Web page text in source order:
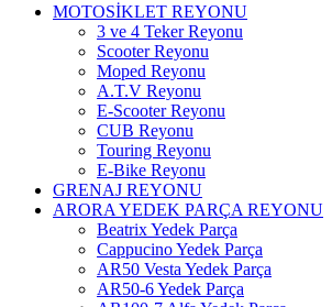
MOTOSİKLET REYONU
3 ve 4 Teker Reyonu
Scooter Reyonu
Moped Reyonu
A.T.V Reyonu
E-Scooter Reyonu
CUB Reyonu
Touring Reyonu
E-Bike Reyonu
GRENAJ REYONU
ARORA YEDEK PARÇA REYONU
Beatrix Yedek Parça
Cappucino Yedek Parça
AR50 Vesta Yedek Parça
AR50-6 Yedek Parça